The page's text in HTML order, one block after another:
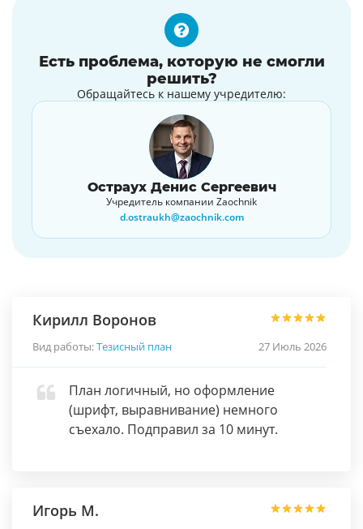
Есть проблема, которую не смогли
решить?
Обращайтесь к нашему учредителю:
Остраух Денис Сергеевич
Учредитель компании Zaochnik
d.ostraukh@zaochnik.com
Кирилл Воронов
Вид работы:Тезисный план 27 Июль 2026
План логичный, но оформление
(шрифт, выравнивание) немного
съехало. Подправил за 10 минут.
Игорь М.